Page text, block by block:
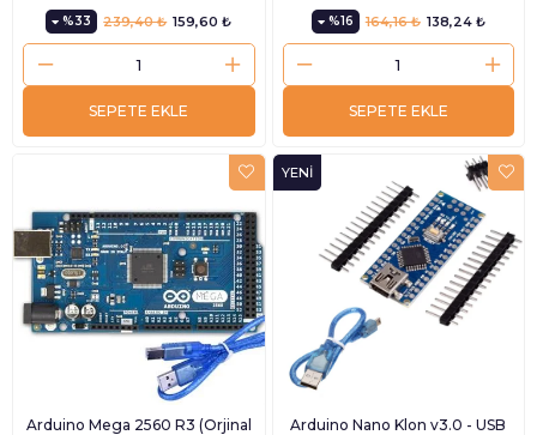
%33 159,60 ₺
239,40 ₺
SEPETE EKLE
%16 138,24 ₺
164,16 ₺
SEPETE EKLE
Arduino Mega 2560 R3 (Orjinal
Arduino Nano Klon v3.0 - USB
YENI